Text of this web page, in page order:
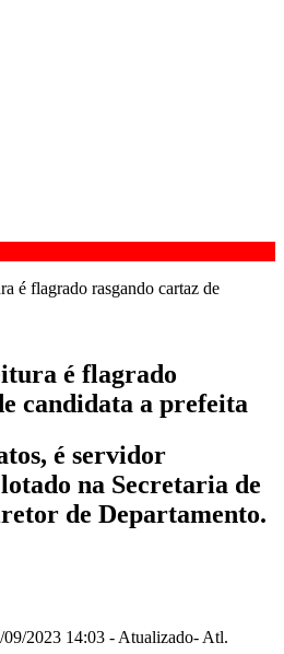
é flagrado
candidata a prefeita
é servidor
na Secretaria de
de Departamento.
09/2023 14:03 - Atualizado- Atl.